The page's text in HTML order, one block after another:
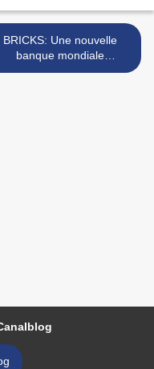
BRICKS: Une nouvelle
banque mondiale
des USA-UE ?